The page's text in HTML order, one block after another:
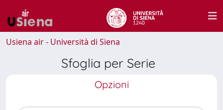
Usiena air - Università di Siena
Sfoglia per Serie
Opzioni